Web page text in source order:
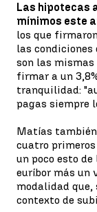
Las hipotecas
mínimos este
los que
las condiciones
son las mismas
firmar a un
tranquilidad:
pagas siempre
Matías
cuatro
un poco esto
euríbor más un
modalidad que,
contexto de